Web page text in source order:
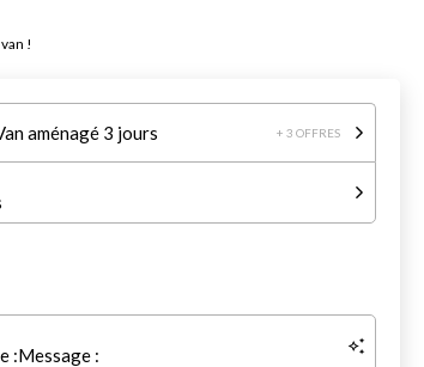
!
aménagé 3 jours + 3 OFFRES
:Message :